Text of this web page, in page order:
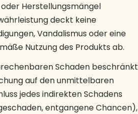
Herstellungsmängel
deckt keine
Vandalismus oder eine
Nutzung des Produkts ab.
Schaden beschränkt
auf den unmittelbaren
jedes indirekten Schadens
entgangene Chancen),